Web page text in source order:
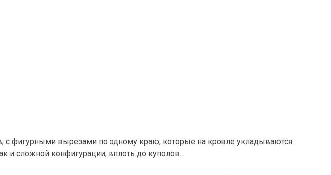
с фигурными вырезами по одному краю, которые на кровле укладываются
и сложной конфигурации, вплоть до куполов.